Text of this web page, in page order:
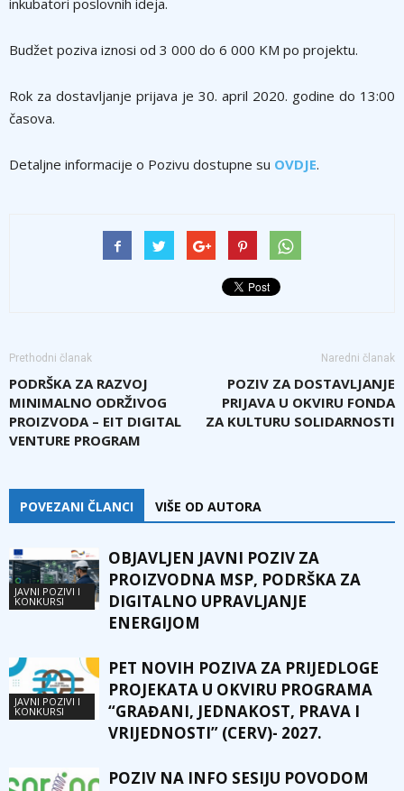
inkubatori poslovnih ideja.
Budžet poziva iznosi od 3 000 do 6 000 KM po projektu.
Rok za dostavljanje prijava je 30. april 2020. godine do 13:00
časova.
Detaljne informacije o Pozivu dostupne su OVDJE.
Prethodni članak
PODRŠKA ZA RAZVOJ
MINIMALNO ODRŽIVOG
PROIZVODA – EIT DIGITAL
VENTURE PROGRAM
Naredni članak
POZIV ZA DOSTAVLJANJE
PRIJAVA U OKVIRU FONDA
ZA KULTURU SOLIDARNOSTI
POVEZANI ČLANCI VIŠE OD AUTORA
JAVNI POZIVI I
KONKURSI
OBJAVLJEN JAVNI POZIV ZA
PROIZVODNA MSP, PODRŠKA ZA
DIGITALNO UPRAVLJANJE
ENERGIJOM
JAVNI POZIVI I
KONKURSI
PET NOVIH POZIVA ZA PRIJEDLOGE
PROJEKATA U OKVIRU PROGRAMA
“GRAĐANI, JEDNAKOST, PRAVA I
VRIJEDNOSTI” (CERV)- 2027.
POZIV NA INFO SESIJU POVODOM